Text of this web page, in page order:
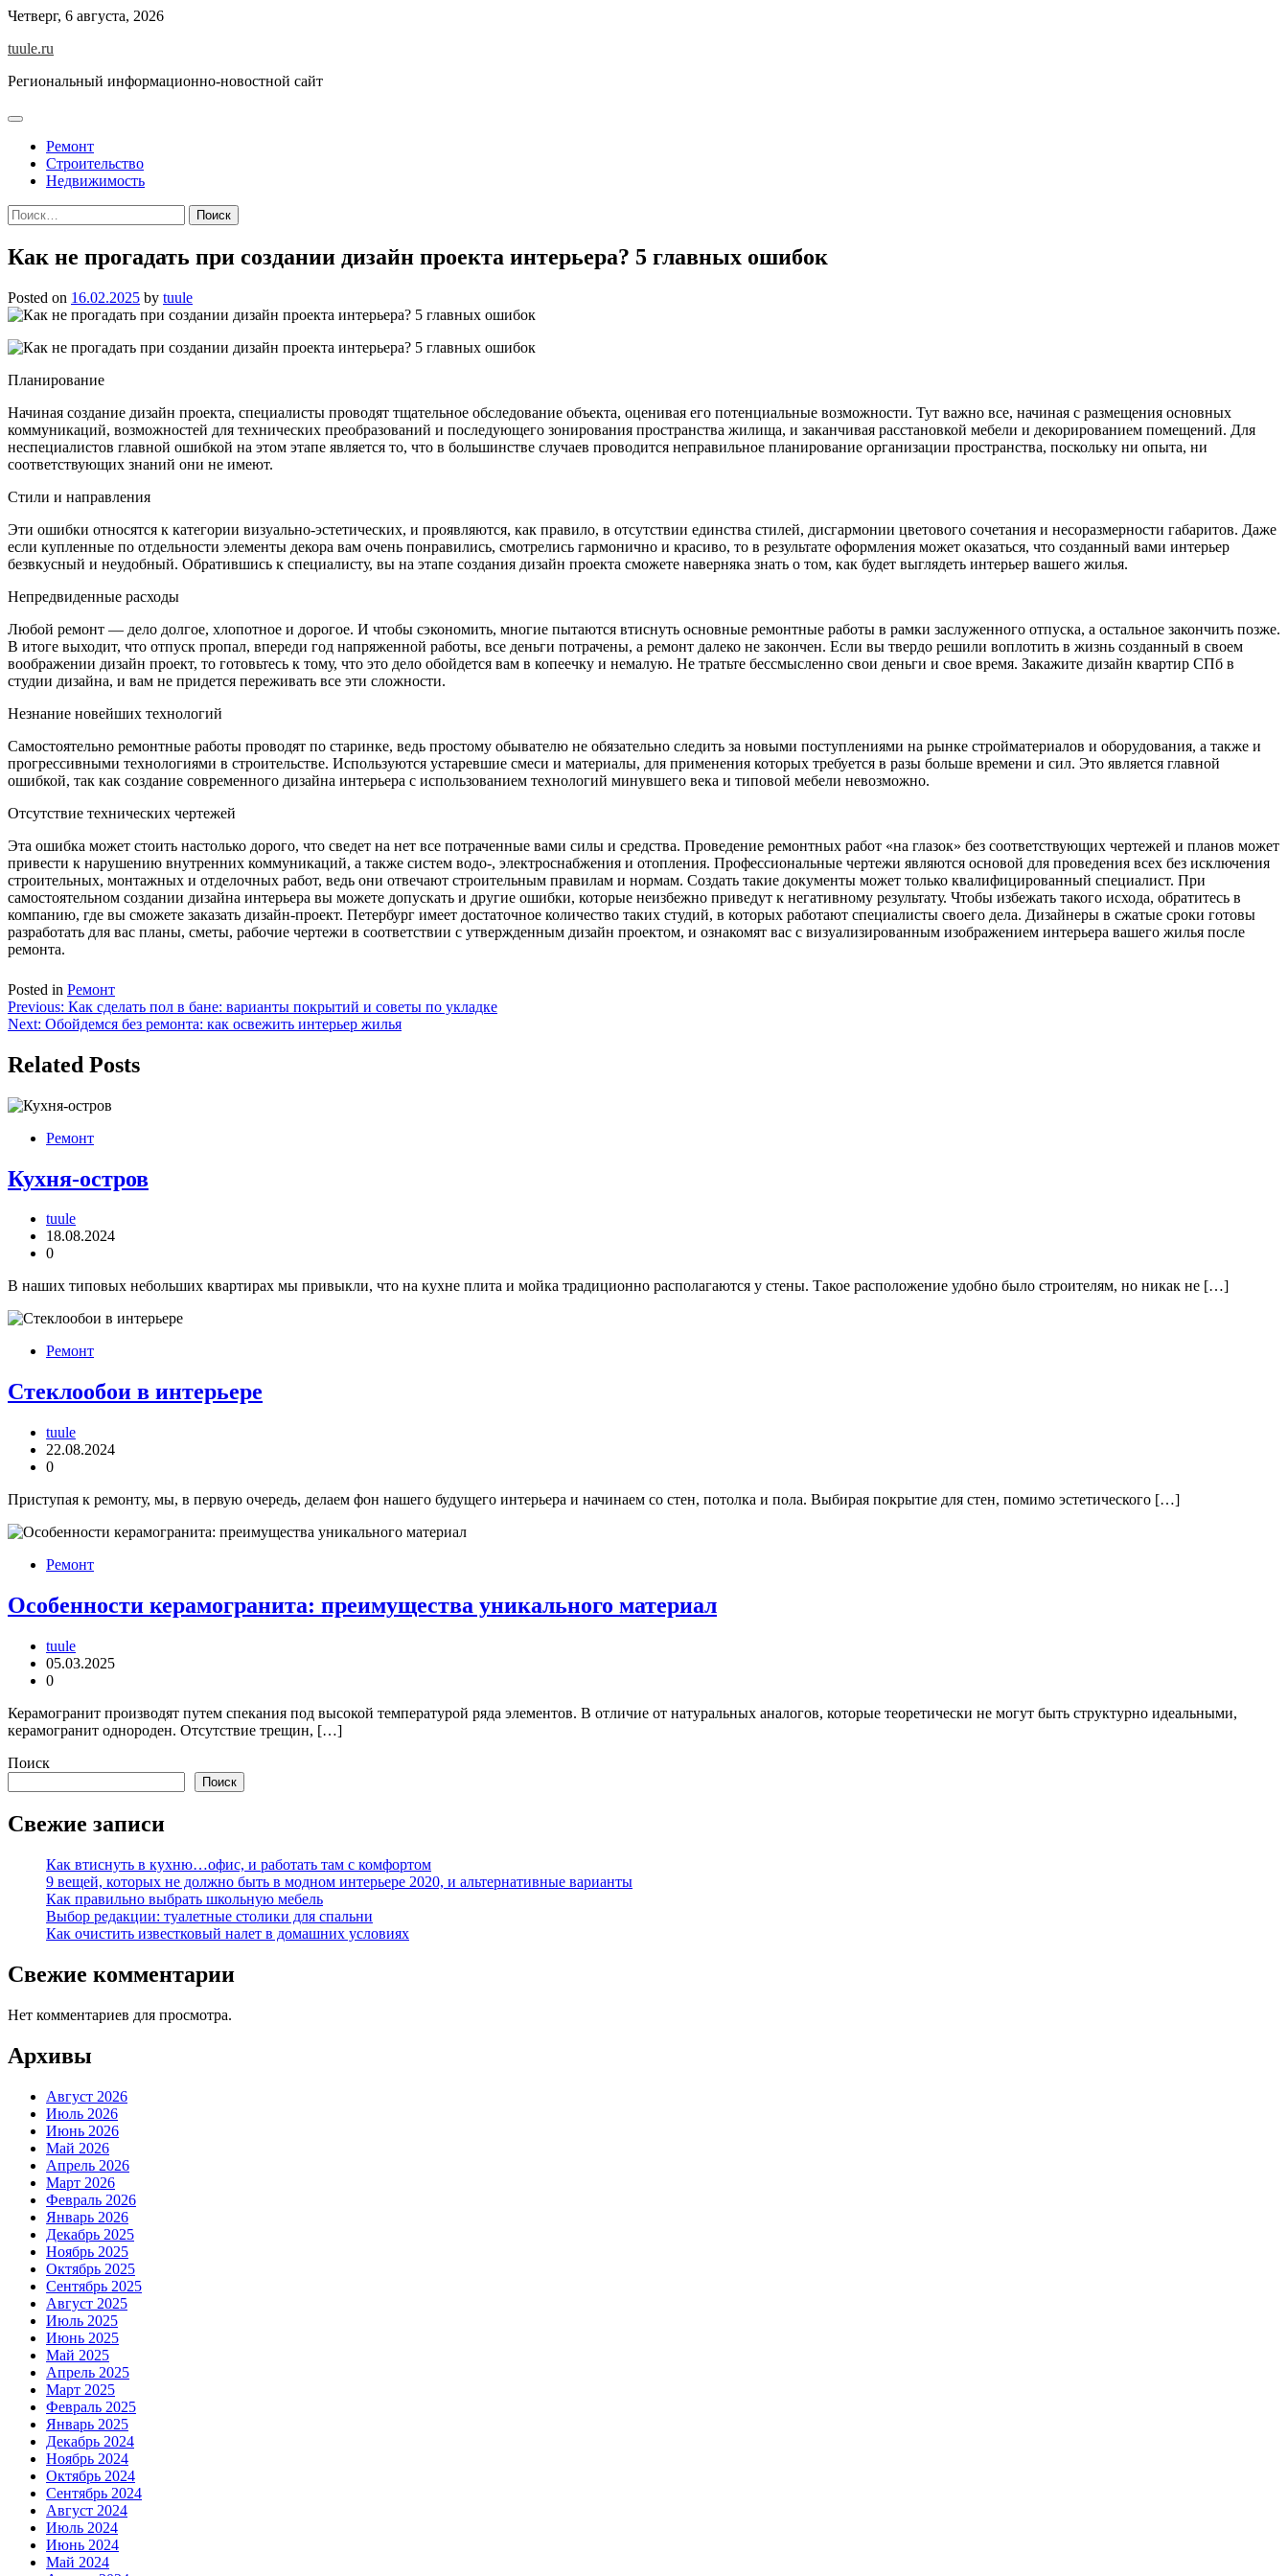
Skip
content
Четверг, 6 августа, 2026
tuule.ru
Региональный информационно-новостной сайт
Ремонт
Строительство
Недвижимость
Найти:
Как не прогадать при создании дизайн проекта интерьера? 5 главных ошибок
Posted on 16.02.2025 by tuule
Планирование
Начиная создание дизайн проекта, специалисты проводят тщательное обследование объекта, оценивая его потенциальные возможности. Тут важно все, начиная с размещения основных
коммуникаций, возможностей для технических преобразований и последующего зонирования пространства жилища, и заканчивая расстановкой мебели и декорированием помещений. Для
неспециалистов главной ошибкой на этом этапе является то, что в большинстве случаев проводится неправильное планирование организации пространства, поскольку ни опыта, ни
соответствующих знаний они не имеют.
Стили и направления
Эти ошибки относятся к категории визуально-эстетических, и проявляются, как правило, в отсутствии единства стилей, дисгармонии цветового сочетания и несоразмерности габаритов. Даже
если купленные по отдельности элементы декора вам очень понравились, смотрелись гармонично и красиво, то в результате оформления может оказаться, что созданный вами интерьер
безвкусный и неудобный. Обратившись к специалисту, вы на этапе создания дизайн проекта сможете наверняка знать о том, как будет выглядеть интерьер вашего жилья.
Непредвиденные расходы
Любой ремонт — дело долгое, хлопотное и дорогое. И чтобы сэкономить, многие пытаются втиснуть основные ремонтные работы в рамки заслуженного отпуска, а остальное закончить позже.
В итоге выходит, что отпуск пропал, впереди год напряженной работы, все деньги потрачены, а ремонт далеко не закончен. Если вы твердо решили воплотить в жизнь созданный в своем
воображении дизайн проект, то готовьтесь к тому, что это дело обойдется вам в копеечку и немалую. Не тратьте бессмысленно свои деньги и свое время. Закажите дизайн квартир СПб в
студии дизайна, и вам не придется переживать все эти сложности.
Незнание новейших технологий
Самостоятельно ремонтные работы проводят по старинке, ведь простому обывателю не обязательно следить за новыми поступлениями на рынке стройматериалов и оборудования, а также и
прогрессивными технологиями в строительстве. Используются устаревшие смеси и материалы, для применения которых требуется в разы больше времени и сил. Это является главной
ошибкой, так как создание современного дизайна интерьера с использованием технологий минувшего века и типовой мебели невозможно.
Отсутствие технических чертежей
Эта ошибка может стоить настолько дорого, что сведет на нет все потраченные вами силы и средства. Проведение ремонтных работ «на глазок» без соответствующих чертежей и планов может
привести к нарушению внутренних коммуникаций, а также систем водо-, электроснабжения и отопления. Профессиональные чертежи являются основой для проведения всех без исключения
строительных, монтажных и отделочных работ, ведь они отвечают строительным правилам и нормам. Создать такие документы может только квалифицированный специалист. При
самостоятельном создании дизайна интерьера вы можете допускать и другие ошибки, которые неизбежно приведут к негативному результату. Чтобы избежать такого исхода, обратитесь в
компанию, где вы сможете заказать дизайн-проект. Петербург имеет достаточное количество таких студий, в которых работают специалисты своего дела. Дизайнеры в сжатые сроки готовы
разработать для вас планы, сметы, рабочие чертежи в соответствии с утвержденным дизайн проектом, и ознакомят вас с визуализированным изображением интерьера вашего жилья после
ремонта.
Posted in Ремонт
Навигация
по
записям
Previous: Как сделать пол в бане: варианты покрытий и советы по укладке
Next: Обойдемся без ремонта: как освежить интерьер жилья
Related Posts
Ремонт
Кухня-остров
tuule
18.08.2024
0
В наших типовых небольших квартирах мы привыкли, что на кухне плита и мойка традиционно располагаются у стены. Такое расположение удобно было строителям, но никак не […]
Ремонт
Стеклообои в интерьере
tuule
22.08.2024
0
Приступая к ремонту, мы, в первую очередь, делаем фон нашего будущего интерьера и начинаем со стен, потолка и пола. Выбирая покрытие для стен, помимо эстетического […]
Ремонт
Особенности керамогранита: преимущества уникального материал
tuule
05.03.2025
0
Керамогранит производят путем спекания под высокой температурой ряда элементов. В отличие от натуральных аналогов, которые теоретически не могут быть структурно идеальными,
керамогранит однороден. Отсутствие трещин, […]
Поиск
Поиск
Свежие записи
Как втиснуть в кухню…офис, и работать там с комфортом
9 вещей, которых не должно быть в модном интерьере 2020, и альтернативные варианты
Как правильно выбрать школьную мебель
Выбор редакции: туалетные столики для спальни
Как очистить известковый налет в домашних условиях
Свежие комментарии
Нет комментариев для просмотра.
Архивы
Август 2026
Июль 2026
Июнь 2026
Май 2026
Апрель 2026
Март 2026
Февраль 2026
Январь 2026
Декабрь 2025
Ноябрь 2025
Октябрь 2025
Сентябрь 2025
Август 2025
Июль 2025
Июнь 2025
Май 2025
Апрель 2025
Март 2025
Февраль 2025
Январь 2025
Декабрь 2024
Ноябрь 2024
Октябрь 2024
Сентябрь 2024
Август 2024
Июль 2024
Июнь 2024
Май 2024